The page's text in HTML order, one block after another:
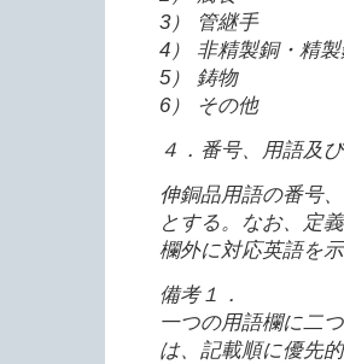
3） 管継手
4） 非精製銅・精
5） 鋳物
6） その他
４．番号、用語及
伸銅品用語の番号
とする。なお、定
欄外に対応英語を
備考１．
一つの用語欄に二
は、記載順に優先